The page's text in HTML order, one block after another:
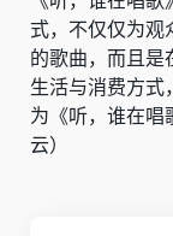
式，不仅仅为观
的歌曲，而且是
生活与消费方式
为《听，谁在唱
云）